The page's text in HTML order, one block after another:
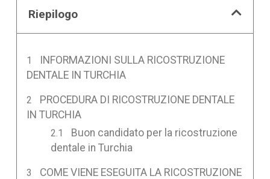
Riepilogo
INFORMAZIONI SULLA RICOSTRUZIONE
DENTALE IN TURCHIA
PROCEDURA DI RICOSTRUZIONE DENTALE
IN TURCHIA
Buon candidato per la ricostruzione
dentale in Turchia
COME VIENE ESEGUITA LA RICOSTRUZIONE